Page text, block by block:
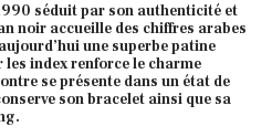
séduit par son authenticité et
noir accueille des chiffres arabes
une superbe patine
index renforce le charme
se présente dans un état de
son bracelet ainsi que sa